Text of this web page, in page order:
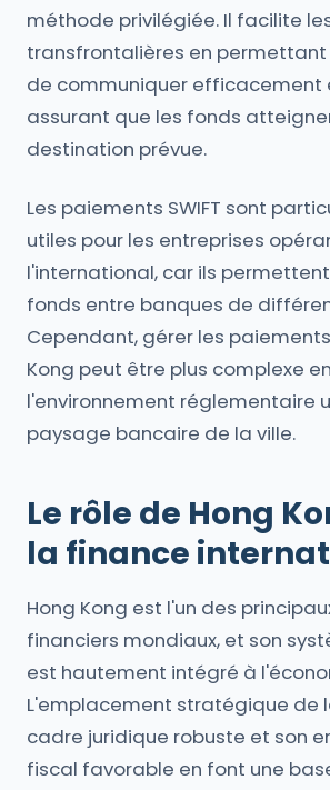
méthode privilégiée. Il facilite
transfrontalières en permettant
de communiquer efficacement
assurant que les fonds
destination prévue.
Les paiements SWIFT sont
utiles pour les entreprises
l'international, car ils
fonds entre banques de
Cependant, gérer les paiements
Kong peut être plus complexe
l'environnement réglementaire
paysage bancaire de la ville.
Le rôle de Hong
la finance
Hong Kong est l'un des
financiers mondiaux, et son
est hautement intégré à
L'emplacement stratégique de
cadre juridique robuste et son
fiscal favorable en font une